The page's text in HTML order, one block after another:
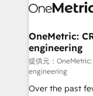
Iberia (Spain &
growth. Our
that simplify
turn innovation into
HubSpot Partner
Award: Best
OneMetric:
engineering
提供元：
engineering
Over the past